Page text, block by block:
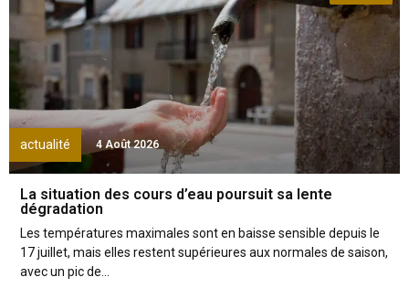
actualité 4 Août 2026
La situation des cours d’eau poursuit sa lente
dégradation
Les températures maximales sont en baisse sensible depuis le
17 juillet, mais elles restent supérieures aux normales de saison,
avec un pic de...